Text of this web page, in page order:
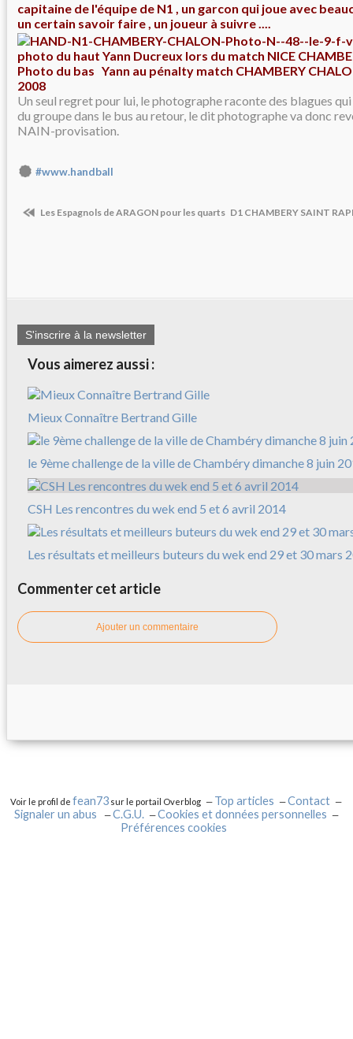
capitaine de l'équipe de N1 , un garcon qui joue avec
un certain savoir faire , un joueur à suivre ....
photo du haut Yann Ducreux lors du match NICE
Photo du bas Yann au pénalty match CHAMBERY
2008
Un seul regret pour lui, le photographe raconte des blagues
du groupe dans le bus au retour, le dit photographe va donc
NAIN-provisation.
#www.handball
Les Espagnols de ARAGON pour les quarts D1 CHAMBERY SAINT
S'inscrire à la newsletter
Vous aimerez aussi :
Mieux Connaître Bertrand Gille
le 9ème challenge de la ville de Chambéry dimanche 8 juin
CSH Les rencontres du wek end 5 et 6 avril 2014
Les résultats et meilleurs buteurs du wek end 29 et 30 mars
Commenter cet article
Ajouter un commentaire
Voir le profil defean73 sur le portail Overblog Top articles
Contact
Signaler un abus
C.G.U.
Cookies et données personnelles
Préférences cookies